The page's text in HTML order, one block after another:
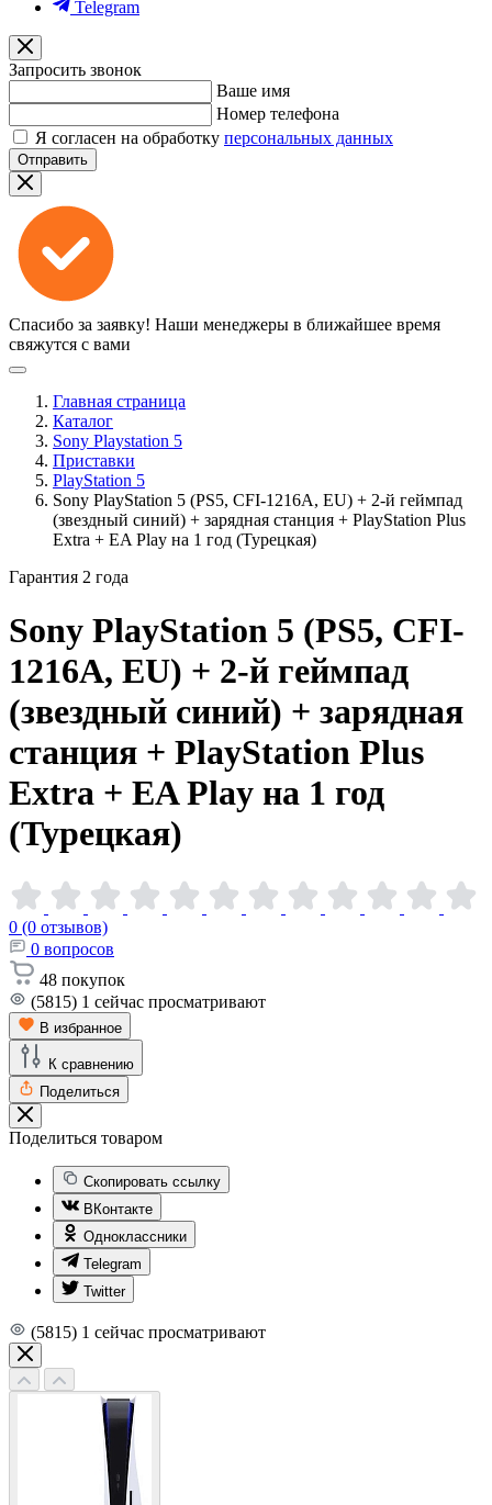
Telegram
Запросить звонок
Ваше имя
Номер телефона
Я согласен на обработку персональных данных
Отправить
Спасибо за заявку! Наши менеджеры в ближайшее время
свяжутся с вами
Главная страница
Каталог
Sony Playstation 5
Приставки
PlayStation 5
Sony PlayStation 5 (PS5, CFI-1216A, EU) + 2-й геймпад
(звездный синий) + зарядная станция + PlayStation Plus
Extra + EA Play на 1 год (Турецкая)
Гарантия 2 года
Sony PlayStation 5 (PS5, CFI-
1216A, EU) + 2-й геймпад
(звездный синий) + зарядная
станция + PlayStation Plus
Extra + EA Play на 1 год
(Турецкая)
0 (0 отзывов)
0 вопросов
48 покупок
(5815) 1 сейчас просматривают
В избранное
К сравнению
Поделиться
Поделиться товаром
Скопировать ссылку
ВКонтакте
Одноклассники
Telegram
Twitter
(5815) 1 сейчас просматривают